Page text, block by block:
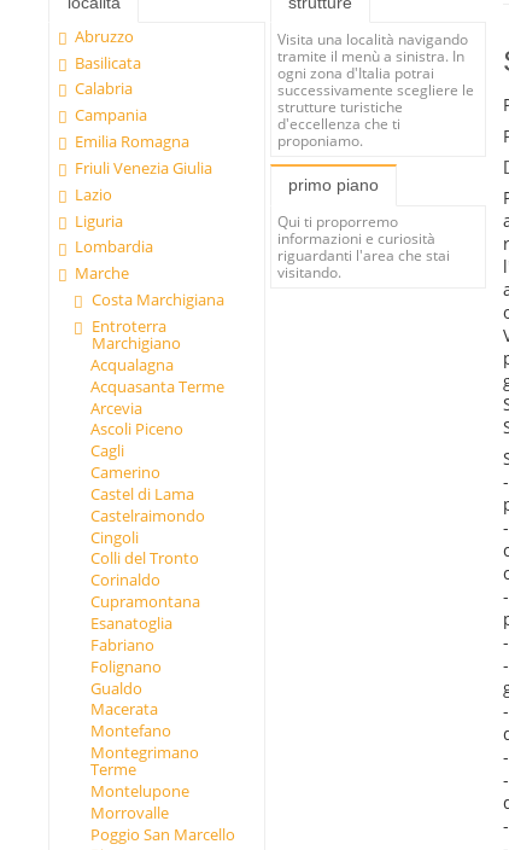
Abruzzo
Basilicata
Calabria
Campania
Emilia Romagna
Friuli Venezia Giulia
Lazio
Liguria
Lombardia
Marche
Costa Marchigiana
Entroterra
Marchigiano
Acqualagna
Acquasanta Terme
Arcevia
Ascoli Piceno
Cagli
Camerino
Castel di Lama
Castelraimondo
Cingoli
Colli del Tronto
Corinaldo
Cupramontana
Esanatoglia
Fabriano
Folignano
Gualdo
Macerata
Montefano
Montegrimano
Terme
Montelupone
Morrovalle
Poggio San Marcello
Visita una località navigando
tramite il menù a sinistra. In
ogni zona d'Italia potrai
successivamente scegliere le
strutture turistiche
d'eccellenza che ti
proponiamo.
primo piano
Qui ti proporremo
informazioni e curiosità
riguardanti l'area che stai
visitando.